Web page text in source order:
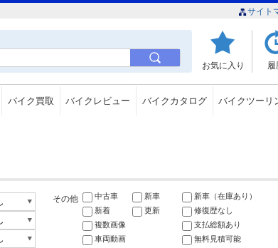
サイト
お気に入り 履
バイク買取 バイクレビュー バイクカタログ バイクツーリ
その他 中古車 新車
新車（在庫あり）
新着
更新
修復歴なし
複数画像
支払総額あり
車両動画
無料見積可能